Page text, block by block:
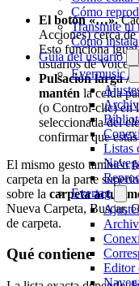
Cómo
Transmite tu
Cómo
Guía del usuario
Evermusic
Listas
Evertag
Editor
El botón «…».
Acciones) cerca
Esto funciona
usuarios de
Pulsación larga /
mantén la celda
(o Control-clic) en
seleccionada del
confirmar que
El mismo gesto también
carpeta en la parte
sobre la carpeta
Nueva Carpeta, Buscar,
de carpeta.
Qué contiene